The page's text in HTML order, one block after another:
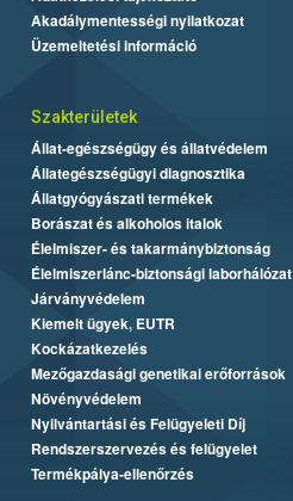
Akadálymentességi nyilatkozat
Üzemeltetési információ
Szakterületek
Állat-egészségügy és állatvédelem
Állategészségügyi diagnosztika
Állatgyógyászati termékek
Borászat és alkoholos italok
Élelmiszer- és takarmánybiztonság
Élelmiszerlánc-biztonsági laborhálózat
Járványvédelem
Kiemelt ügyek, EUTR
Kockázatkezelés
Mezőgazdasági genetikai erőforrások
Növényvédelem
Nyilvántartási és Felügyeleti Díj
Rendszerszervezés és felügyelet
Termékpálya-ellenőrzés